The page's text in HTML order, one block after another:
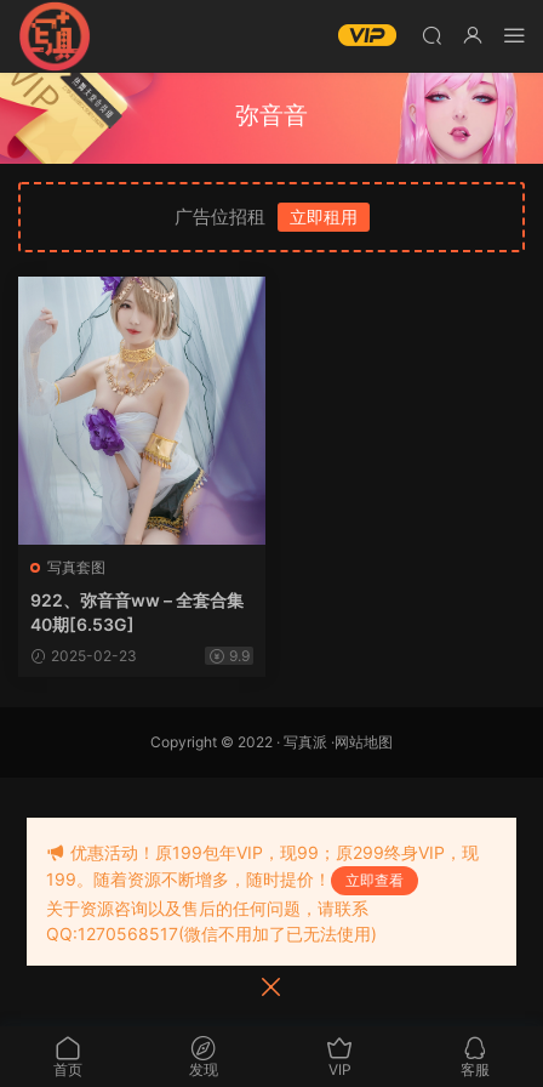
弥音音
广告位招租 立即租用
写真套图
922、弥音音ww – 全套合集
40期[6.53G]
2025-02-23 9.9
Copyright © 2022 · 写真派 ·网站地图
首页 发现 VIP 客服
优惠活动！原199包年VIP，现99；原299终身VIP，现
199。随着资源不断增多，随时提价！
立即查看
关于资源咨询以及售后的任何问题，请联系
QQ:1270568517(微信不用加了已无法使用)